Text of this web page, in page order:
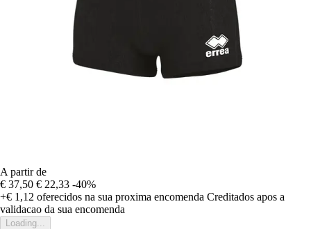
A partir de
€ 37,50 € 22,33 -40%
+€ 1,12 oferecidos na sua proxima encomenda Creditados apos a
validacao da sua encomenda
Loading...